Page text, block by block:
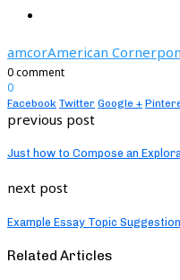
amcorAmerican Corner
0 comment
0
Facebook Twitter Google +
previous post
Just how to Compose an
next post
Example Essay Topic
Related Articles